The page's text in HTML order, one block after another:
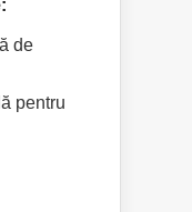
de
pentru